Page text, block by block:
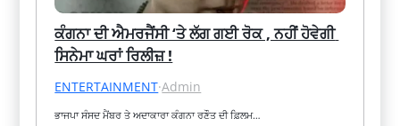
ਕੰਗਨਾ ਦੀ ਐਮਰਜੈਂਸੀ ‘ਤੇ ਲੱਗ ਗਈ ਰੋਕ , ਨਹੀਂ ਹੋਵੇਗੀ
ਸਿਨੇਮਾ ਘਰਾਂ ਰਿਲੀਜ਼ !
ENTERTAINMENT·Admin
ਭਾਜਪਾ ਸੰਸਦ ਮੈਂਬਰ ਤੇ ਅਦਾਕਾਰਾ ਕੰਗਨਾ ਰਣੌਤ ਦੀ ਫ਼ਿਲਮ…